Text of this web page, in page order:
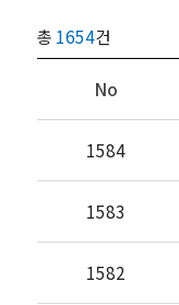
총 1654건
No
1584
1583
1582